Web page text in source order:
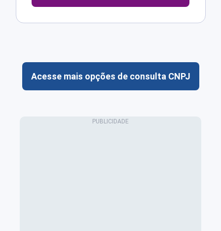
Acesse mais opções de consulta CNPJ